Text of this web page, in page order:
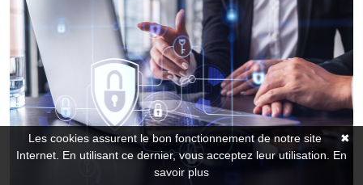
✖
Les cookies assurent le bon fonctionnement de notre site
Internet. En utilisant ce dernier, vous acceptez leur utilisation. En
savoir plus